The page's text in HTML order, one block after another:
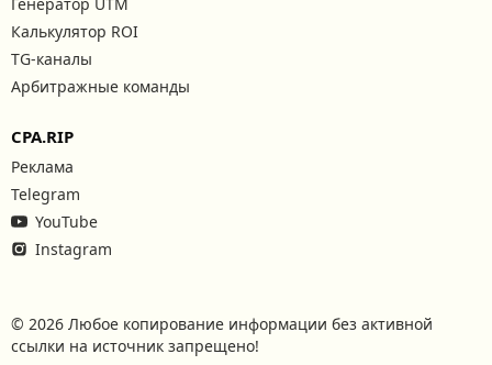
Калькулятор ROI
TG-каналы
Арбитражные команды
CPA.RIP
Реклама
Telegram
YouTube
Instagram
© 2026 Любое копирование информации без активной
ссылки на источник запрещено!